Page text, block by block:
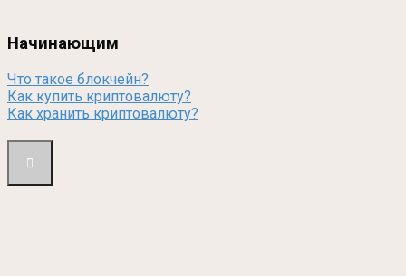
Начинающим
Что такое блокчейн?
Как купить криптовалюту?
Как хранить криптовалюту?